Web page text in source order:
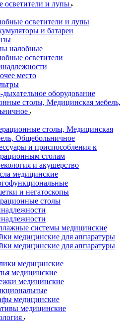
осветители и лупы
осветители и лупы
и батареи
налобные
осветители
место
дыхательное оборудование
столы, Медицинская мебель,
столы, Медицинская
Общебольничное
и приспособления к
столам
и акушерство
медицинские
и негатоскопы
столы
системы медицинские
медицинские для аппаратуры
медицинские для аппаратуры
медицинские
медицинские
медицинские
медицинские
медицинские